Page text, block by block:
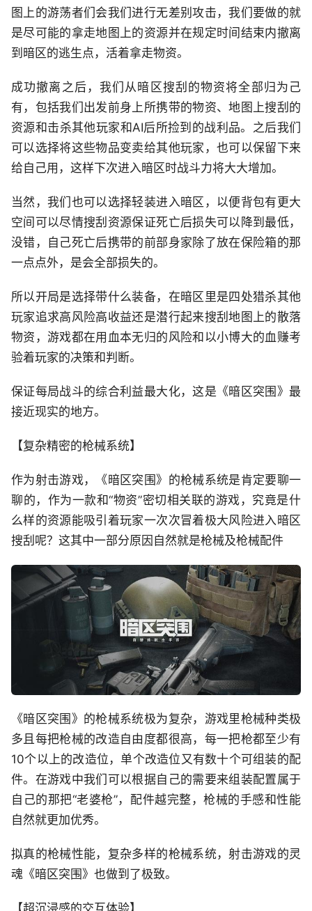
图上的游荡者们会我们进行无差别攻击，我们要做的就
是尽可能的拿走地图上的资源并在规定时间结束内撤离
到暗区的逃生点，活着拿走物资。
成功撤离之后，我们从暗区搜刮的物资将全部归为己
有，包括我们出发前身上所携带的物资、地图上搜刮的
资源和击杀其他玩家和AI后所捡到的战利品。之后我们
可以选择将这些物品变卖给其他玩家，也可以保留下来
给自己用，这样下次进入暗区时战斗力将大大增加。
当然，我们也可以选择轻装进入暗区，以便背包有更大
空间可以尽情搜刮资源保证死亡后损失可以降到最低，
没错，自己死亡后携带的前部身家除了放在保险箱的那
一点点外，是会全部损失的。
所以开局是选择带什么装备，在暗区里是四处猎杀其他
玩家追求高风险高收益还是潜行起来搜刮地图上的散落
物资，游戏都在用血本无归的风险和以小博大的血赚考
验着玩家的决策和判断。
保证每局战斗的综合利益最大化，这是《暗区突围》最
接近现实的地方。
【复杂精密的枪械系统】
作为射击游戏，《暗区突围》的枪械系统是肯定要聊一
聊的，作为一款和“物资”密切相关联的游戏，究竟是什
么样的资源能吸引着玩家一次次冒着极大风险进入暗区
搜刮呢？这其中一部分原因自然就是枪械及枪械配件
《暗区突围》的枪械系统极为复杂，游戏里枪械种类极
多且每把枪械的改造自由度都很高，每一把枪都至少有
10个以上的改造位，单个改造位又有数十个可组装的配
件。在游戏中我们可以根据自己的需要来组装配置属于
自己的那把“老婆枪”，配件越完整，枪械的手感和性能
自然就更加优秀。
拟真的枪械性能，复杂多样的枪械系统，射击游戏的灵
魂《暗区突围》也做到了极致。
【超沉浸感的交互体验】